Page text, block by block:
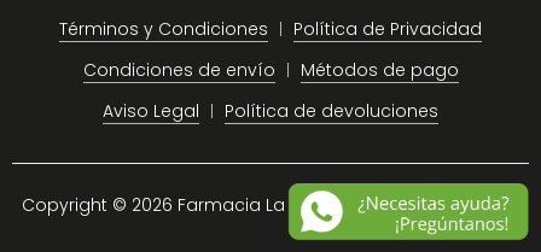
Términos y Condiciones
Política de Privacidad
Condiciones de envío
Métodos de pago
Aviso Legal
Política de devoluciones
Copyright © 2026 Farmacia La Plaza Chiclana. Site Map